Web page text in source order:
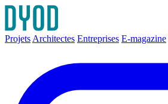
Projets Architectes Entreprises E-magazine